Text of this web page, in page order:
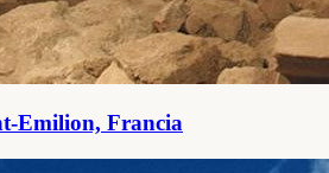
Emilion, Francia